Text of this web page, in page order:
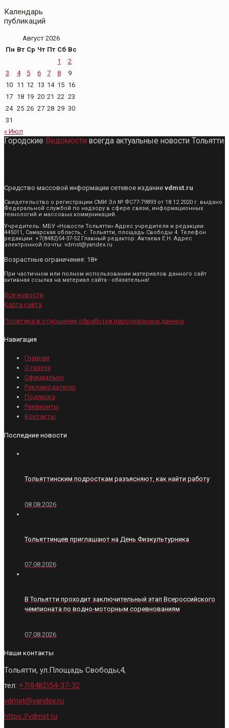
Календарь
публикаций
Август 2026
Пн Вт Ср Чт Пт Сб Вс
1
2
3
4 5 6 7 8
9
10 11 12 13 14 15 16
17 18 19 20 21 22 23
24 25 26 27 28 29 30
31
« Июл
Городские Ведомости всегда актуальные новости Тольятти
Средство массовой информации сетевое издание vdmst.ru
Свидетельство о регистрации СМИ Эл № ФС77-79893 от 18.12.2020 г. выдано
Федеральной службой по надзору в сфере связи, информационных
технологий и массовых коммуникаций.
Учредитель: МБУ «Новости Тольятти» Адрес учредителя и редакции:
445011, Самарская область, г. Тольятти, площадь Свободы 4. Телефон
редакции: +7(8482)54-37-52 Главный редактор: Автаева Е.Н. Адрес
электронной почты: vdmst@yandex.ru
Возрастные ограничения: 18+
При частичном или полном использовании материалов данного сайт
активная ссылка на материал сайта - обязательна!
Все новости
Карта сайта
Политика в отношении обработки персональных данных
Навигация
Главная
О газете
Официально
Рекламодателю
Подписка
Реквизиты
Контакты
Последние новости
Тольяттинским подросткам разъясняют, как найти работу
08.08.2026
Тольяттинцев приглашают на День Физкультурника
07.08.2026
В Тольятти проходит заключительный этап Всероссийского
чемпионата по водно-моторным соревнованиям
07.08.2026
Наши контакты
Тольятти, ул.Площадь Свободы,4,
тел: +7(8482)54-37-32
vdmst@yandex.ru
https://vdmst.ru